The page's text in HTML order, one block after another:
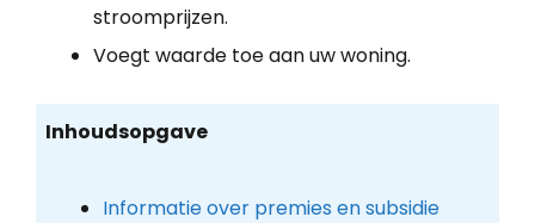
stroomprijzen.
Voegt waarde toe aan uw woning.
Inhoudsopgave
Informatie over premies en subsidie